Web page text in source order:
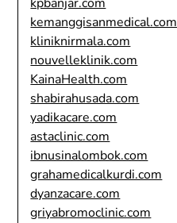
kemanggisanmedical.com
kliniknirmala.com
nouvelleklinik.com
KainaHealth.com
shabirahusada.com
yadikacare.com
astaclinic.com
ibnusinalombok.com
grahamedicalkurdi.com
dyanzacare.com
griyabromoclinic.com